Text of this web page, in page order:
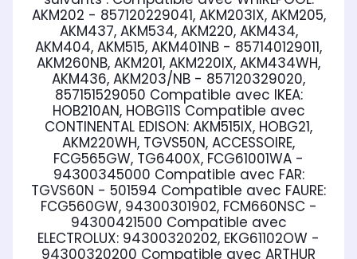
AKM202 - 857120229041, AKM203IX, AKM205,
AKM437, AKM534, AKM220, AKM434,
AKM404, AKM515, AKM401NB - 857140129011,
AKM260NB, AKM201, AKM220IX, AKM434WH,
AKM436, AKM203/NB - 857120329020,
857151529050 Compatible avec IKEA:
HOB210AN, HOBG11S
CONTINENTAL EDISON: AKM515IX, HOBG21,
AKM220WH, TGVS50N, ACCESSOIRE,
FCG565GW, TG6400X, FCG61001WA -
94300345000 Compatible avec FAR:
TGVS60N - 501594 Compatible avec FAURE:
FCG560GW, 94300301902, FCM660NSC -
94300421500
ELECTROLUX: 94300320202, EKG61102OW -
94300320200